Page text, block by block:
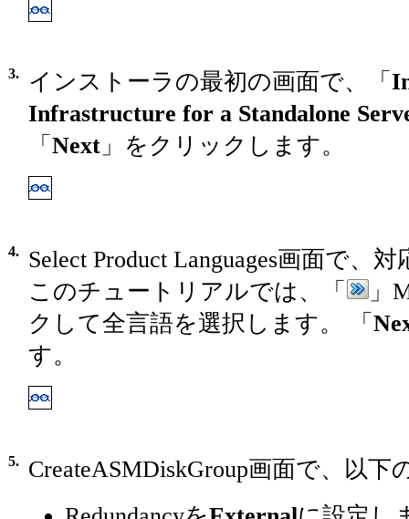
3. インストーラの最初の画面で、「
Infrastructure for a Standalone
「 Next 」をクリックします。
4.
Select Product Languages画面で、
このチュートリアルでは、「
」
クして全言語を選択します。 「
す。
5.
CreateASMDiskGroup画面で、以